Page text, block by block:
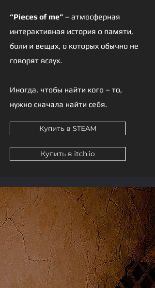
“Pieces of me” – атмосферная
интерактивная история о памяти,
боли и вещах, о которых обычно не
говорят вслух.
Иногда, чтобы найти кого – то,
нужно сначала найти себя.
Купить в STEAM
Купить в itch.io